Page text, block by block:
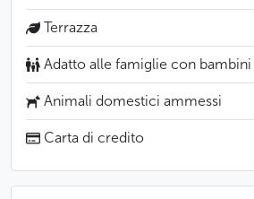
Terrazza
Adatto alle famiglie con bambini
Animali domestici ammessi
Carta di credito